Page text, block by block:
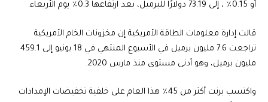
أو 0.15٪ ، إلى 73.19 دولارًا للبرميل، بعد ارتفاعها 0.3٪ يوم الأربعاء.
قالت إدارة معلومات الطاقة الأمريكية إن مخزونات الخام الأمريكية
تراجعت 7.6 مليون برميل في الأسبوع المنتهي في 18 يونيو إلى 459.1
مليون برميل، وهو أدنى مستوى منذ مارس 2020.
واكتسب برنت أكثر من 45٪ هذا العام على خلفية تخفيضات الإمدادات